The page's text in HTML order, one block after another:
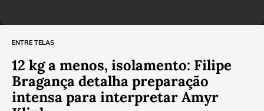
ENTRE TELAS
12 kg a menos, isolamento: Filipe
Bragança detalha preparação
intensa para interpretar Amyr